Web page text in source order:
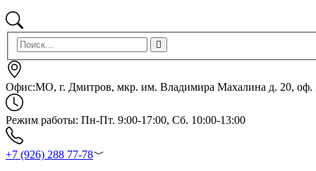
Офис:МО, г. Дмитров, мкр. им. Владимира Махалина д. 20, оф.
Режим работы: Пн-Пт. 9:00-17:00, Сб. 10:00-13:00
+7 (926) 288 77-78